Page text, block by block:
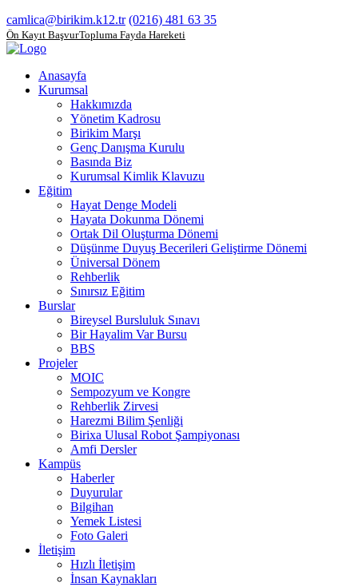
camlica@birikim.k12.tr (0216) 481 63 35
Ön Kayıt BaşvuruTopluma Fayda Hareketi
Anasayfa
Kurumsal
Hakkımızda
Yönetim Kadrosu
Birikim Marşı
Genç Danışma Kurulu
Basında Biz
Kurumsal Kimlik Klavuzu
Eğitim
Hayat Denge Modeli
Hayata Dokunma Dönemi
Ortak Dil Oluşturma Dönemi
Düşünme Duyuş Becerileri Geliştirme Dönemi
Üniversal Dönem
Rehberlik
Sınırsız Eğitim
Burslar
Bireysel Bursluluk Sınavı
Bir Hayalim Var Bursu
BBS
Projeler
MOIC
Sempozyum ve Kongre
Rehberlik Zirvesi
Harezmi Bilim Şenliği
Birixa Ulusal Robot Şampiyonası
Amfi Dersler
Kampüs
Haberler
Duyurular
Bilgihan
Yemek Listesi
Foto Galeri
İletişim
Hızlı İletişim
İnsan Kaynakları